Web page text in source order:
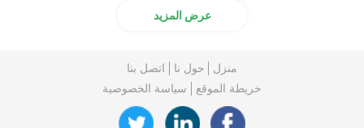
عرض المزيد
منزل حول نا
اتصل بنا
خريطة الموقع
سياسة الخصوصية